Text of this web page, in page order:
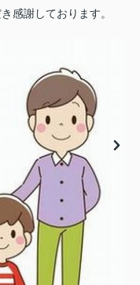
感謝しております。